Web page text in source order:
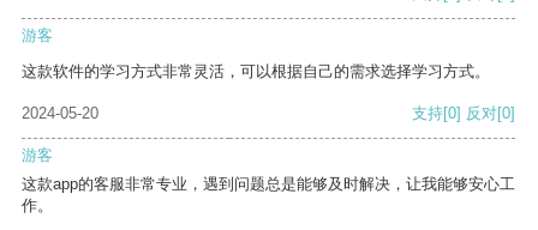
游客
这款软件的学习方式非常灵活，可以根据自己的需求选择学习方式。
2024-05-20 支持[0] 反对[0]
游客
这款app的客服非常专业，遇到问题总是能够及时解决，让我能够安心工
作。